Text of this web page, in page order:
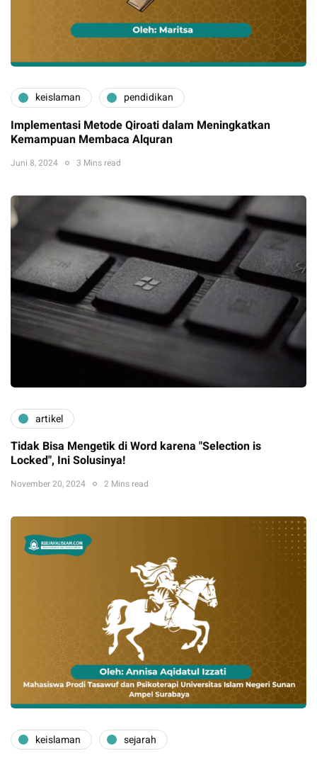
keislaman pendidikan
Implementasi Metode Qiroati dalam Meningkatkan
Kemampuan Membaca Alquran
Juni 8, 2024 3 Mins read
artikel
Tidak Bisa Mengetik di Word karena "Selection is
Locked", Ini Solusinya!
November 20, 2024 2 Mins read
keislaman sejarah